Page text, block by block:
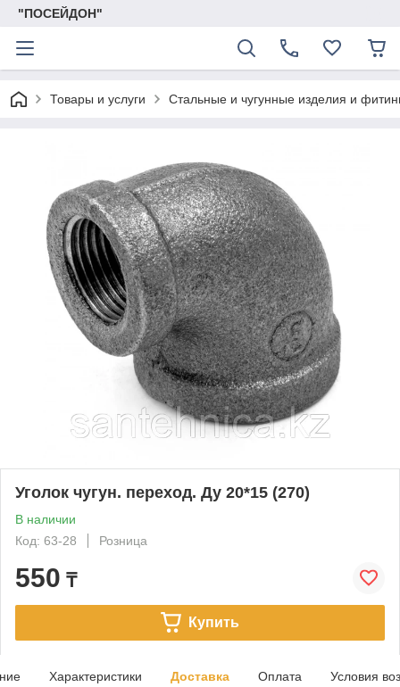
"ПОСЕЙДОН"
Товары и услуги Стальные и чугунные изделия и
Уголок чугун. переход. Ду 20*15 (270)
В наличии
Код: 63-28
Розница
550 ₸
Купить
Характеристики Доставка Оплата Условия